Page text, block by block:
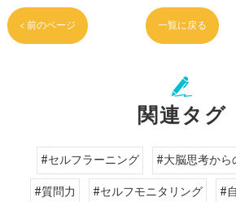
< 前のページ 一覧に戻る
関連タグ
#セルフラーニング #大脳思考から
#質問力
#セルフモニタリング #